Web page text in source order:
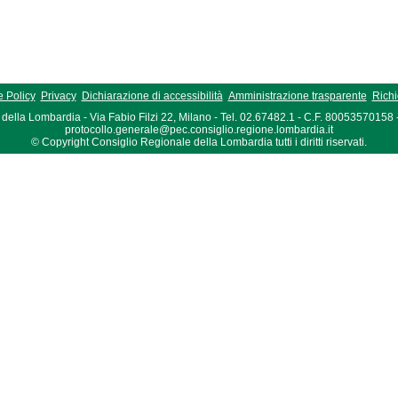
Policy Privacy Dichiarazione di accessibilità Amministrazione trasparente
Lombardia - Via Fabio Filzi 22, Milano - Tel. 02.67482.1 - C.F. 80053570158
protocollo.generale@pec.consiglio.regione.lombardia.it
© Copyright Consiglio Regionale della Lombardia tutti i diritti riservati.